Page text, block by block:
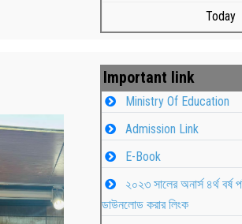
Today
Important link
Ministry Of Education
Admission Link
E-Book
২০২৩ সালের অনার্স ৪র্থ বর্ষ
ডাউনলোড করার লিংক